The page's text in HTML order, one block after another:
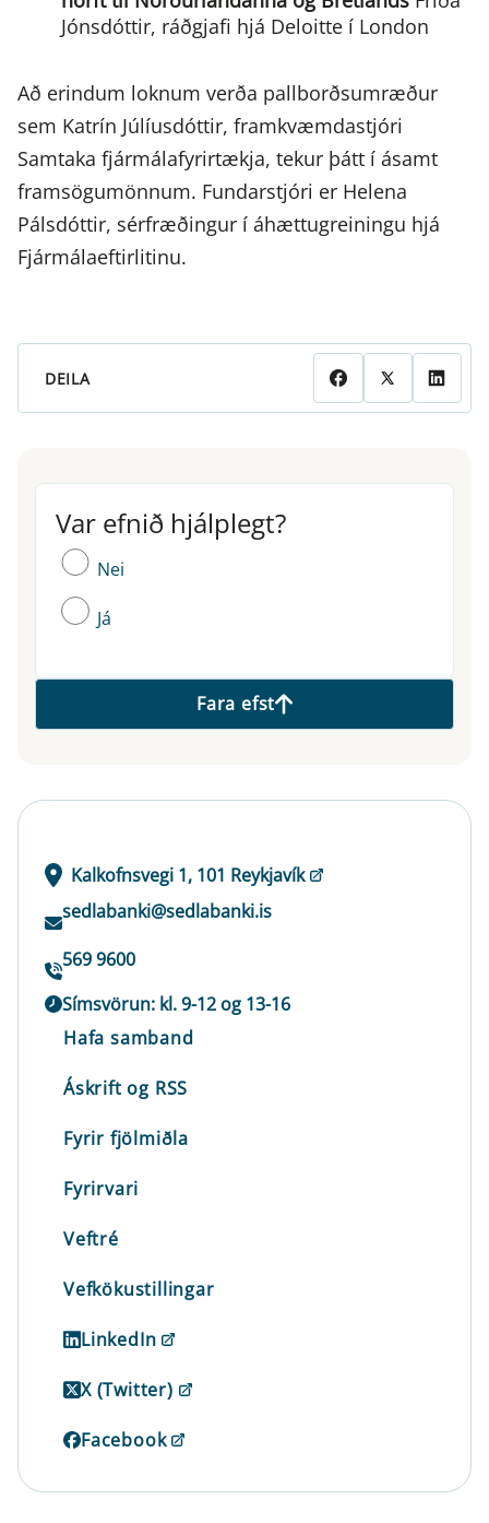
Jónsdóttir, ráðgjafi hjá Deloitte í London
Að erindum loknum verða pallborðsumræður
sem Katrín Júlíusdóttir, framkvæmdastjóri
Samtaka fjármálafyrirtækja, tekur þátt í ásamt
framsögumönnum. Fundarstjóri er Helena
Pálsdóttir, sérfræðingur í áhættugreiningu hjá
Fjármálaeftirlitinu.
DEILA
Var efnið hjálplegt?
Var efnið hjálplegt?
Nei
Já
Fara efst
Kalkofnsvegi 1, 101 Reykjavík
sedlabanki@sedlabanki.is
569 9600
Símsvörun: kl. 9-12 og 13-16
Hafa samband
Áskrift og RSS
Fyrir fjölmiðla
Fyrirvari
Veftré
Vefkökustillingar
LinkedIn
X (Twitter)
Facebook